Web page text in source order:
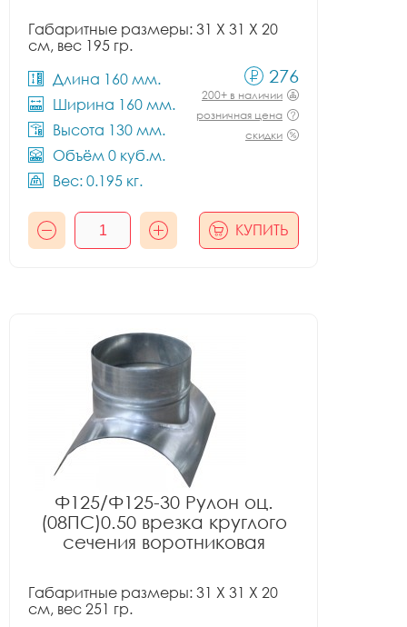
Габаритные размеры: 31 X 31 X 20
см, вес 195 гр.
Длина 160 мм.
Ширина 160 мм.
Высота 130 мм.
Объём 0 куб.м.
Вес: 0.195 кг.
276
200+ в наличии
розничная цена
скидки
КУПИТЬ
Ф125/Ф125-30 Рулон оц.
(08ПС)0.50 врезка круглого
сечения воротниковая
Габаритные размеры: 31 X 31 X 20
см, вес 251 гр.